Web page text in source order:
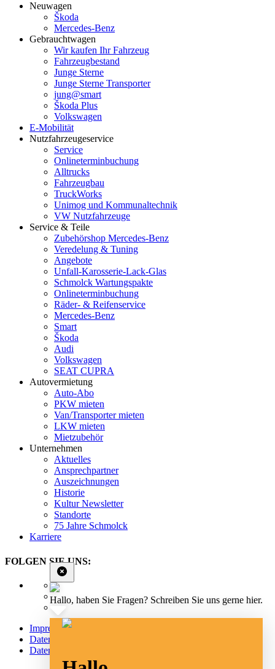
Neuwagen
Škoda
Mercedes-Benz
Gebrauchtwagen
Wir kaufen Ihr Fahrzeug
Fahrzeugbestand
Junge Sterne
Junge Sterne Transporter
jung@smart
Škoda Plus
Volkswagen
E-Mobilität
Nutzfahrzeugeservice
Service
Onlineterminbuchung
Alltrucks
Fahrzeugbau
TruckWorks
Unimog und Kommunaltechnik
VW Nutzfahrzeuge
Service & Teile
Zubehörshop Mercedes-Benz
Veredelung & Tuning
Angebote
Unfall-Karosserie-Lack-Glas
Schmolck Wartungspakte
Onlineterminbuchung
Räder- & Reifenservice
Mercedes-Benz
Smart
Škoda
Audi
Volkswagen
SEAT CUPRA
Autovermietung
Auto-Abo
PKW mieten
Van/Transporter mieten
LKW mieten
Mietzubehör
Unternehmen
Aktuelles
Ansprechpartner
Auszeichnungen
Historie
Kultur Newsletter
Standorte
75 Jahre Schmolck
Karriere
FOLGEN SIE UNS:
Impressum
Datenschutz
Datenschutz Social Media
Hallo, haben Sie Fragen? Schreiben Sie uns gerne hier.